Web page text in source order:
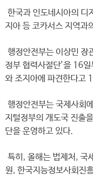
한국과 인도네시아의 디
지아 등 코카서스 지역과
행정안전부는 이상민 장
정부 협력사절단’을 16
와 조지아에 파견한다고
행정안전부는 국제사회
지털정부의 개도국 진출
단을 운영하고 있다.
특히, 올해는 법제처, 국
원, 한국지능정보사회진